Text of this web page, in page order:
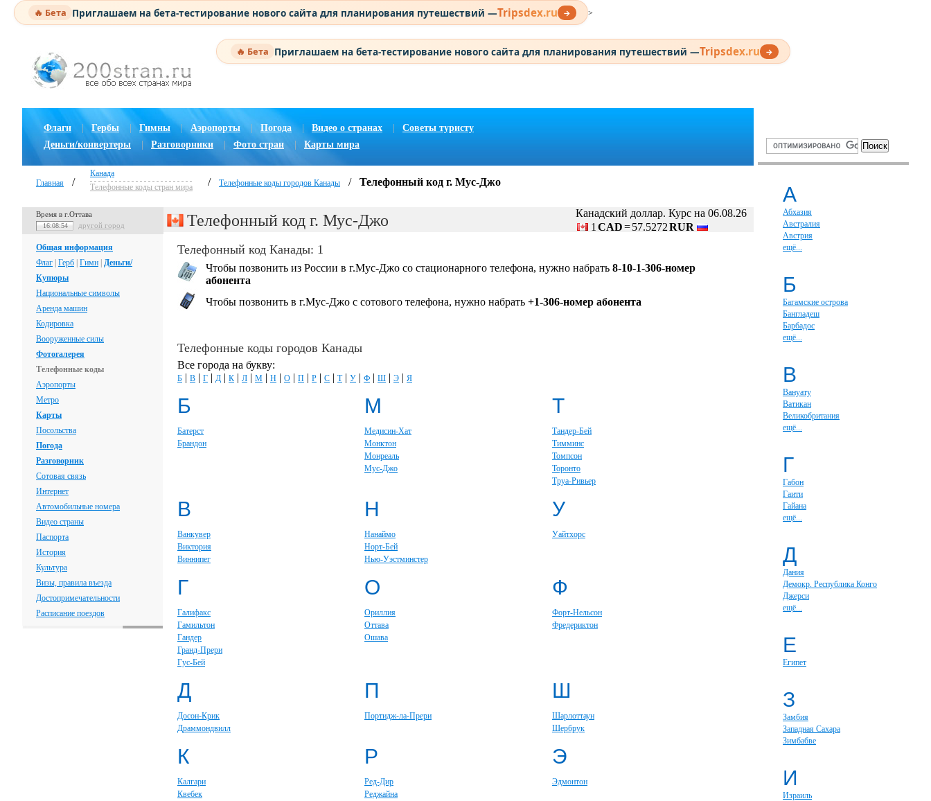
🔥 Бета Приглашаем на бета-тестирование нового сайта для планирования путешествий —Tripsdex.ru → >
🔥 Бета Приглашаем на бета-тестирование нового сайта для планирования путешествий —Tripsdex.ru →
Флаги Гербы Гимны | Аэропорты Погода | Видео о странах
Советы туристу
Деньги/конвертеры
Разговорники Фото стран Карты мира
Главная /
Канада
Телефонные коды стран мира
/ Телефонные коды городов Канады / Телефонный код г. Мус-Джо
Время в г.Оттава
16:08:54 другой город
Общая информация
Флаг Герб Гимн Деньги/
Купюры
Национальные символы
Аренда машин
Кодировка
Вооруженные силы
Фотогалерея
Телефонные коды
Аэропорты
Метро
Карты
Посольства
Погода
Разговорник
Сотовая связь
Интернет
Автомобильные номера
Видео страны
Паспорта
История
Культура
Визы, правила въезда
Достопримечательности
Расписание поездов
Канадский доллар. Курс на 06.08.26
1 CAD=57.5272RUR
Телефонный код г. Мус-Джо
Телефонный код Канады: 1
Чтобы позвонить из России в г.Мус-Джо со стационарного телефона, нужно набрать 8-10-1-306-номер
абонента
Чтобы позвонить в г.Мус-Джо с сотового телефона, нужно набрать +1-306-номер абонента
Телефонные коды городов Канады
Все города на букву:
Б | В | Г | Д | К | Л | М | Н | О | П | Р | С | Т| У | Ф | Ш | Э | Я
Б
Батерст
Брандон
М
Медисин-Хат
Монктон
Монреаль
Мус-Джо
Т
Тандер-Бей
Тимминс
Томпсон
Торонто
Труа-Ривьер
В
Ванкувер
Виктория
Виннипег
Н
Нанаймо
Норт-Бей
Нью-Уэстминстер
У
Уайтхорс
Г
Галифакс
Гамильтон
Гандер
Гранд-Прери
Гус-Бей
О
Ориллия
Оттава
Ошава
Ф
Форт-Нельсон
Фредериктон
Д
Досон-Крик
Драммондвилл
П
Портидж-ла-Прери
Ш
Шарлоттаун
Шербрук
К
Калгари
Квебек
Р
Ред-Дир
Реджайна
Э
Эдмонтон
А
Абхазия
Австралия
Австрия
ещё...
Б
Багамские острова
Бангладеш
Барбадос
ещё...
В
Вануату
Ватикан
Великобритания
ещё...
Г
Габон
Гаити
Гайана
ещё...
Д
Дания
Демокр. Республика Конго
Джерси
ещё...
Е
Египет
З
Замбия
Западная Сахара
Зимбабве
И
Израиль